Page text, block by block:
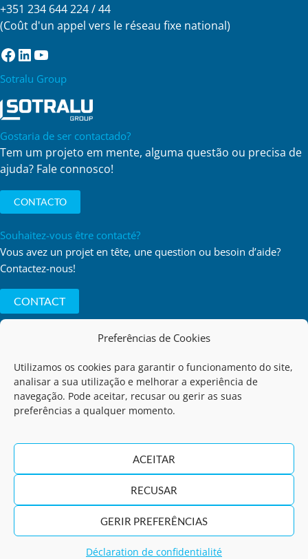
Preferências de Cookies
Utilizamos os cookies para garantir o funcionamento do site,
analisar a sua utilização e melhorar a experiência de
navegação. Pode aceitar, recusar ou gerir as suas
preferências a qualquer momento.
ACEITAR
RECUSAR
GERIR PREFERÊNCIAS
Déclaration de confidentialité
+351 234 644 224 / 44
(Coût d'un appel vers le réseau fixe national)
Facebook
LinkedIn
YouTube
Sotralu Group
Gostaria de ser contactado?
Tem um projeto em mente, alguma questão ou precisa de
ajuda? Fale connosco!
CONTACTO
Souhaitez-vous être contacté?
Vous avez un projet en tête, une question ou besoin d’aide?
Contactez-nous!
CONTACT
Politique de Confidentialité
Code de Conduite
Termes d'Utilization